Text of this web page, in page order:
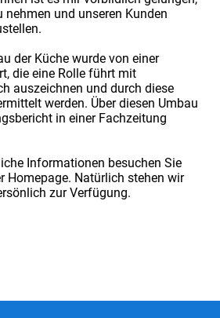
nehmen und unseren Kunden
der Küche wurde von einer
die eine Rolle führt mit
auszeichnen und durch diese
werden. Über diesen Umbau
in einer Fachzeitung
Informationen besuchen Sie
Homepage. Natürlich stehen wir
zur Verfügung.